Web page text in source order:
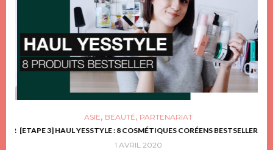
ASIE, BEAUTÉ, PARTENARIAT
[ETAPE 3] HAUL YESSTYLE : 8 COSMÉTIQUES CORÉENS BESTSELLER
1 AVRIL 2020